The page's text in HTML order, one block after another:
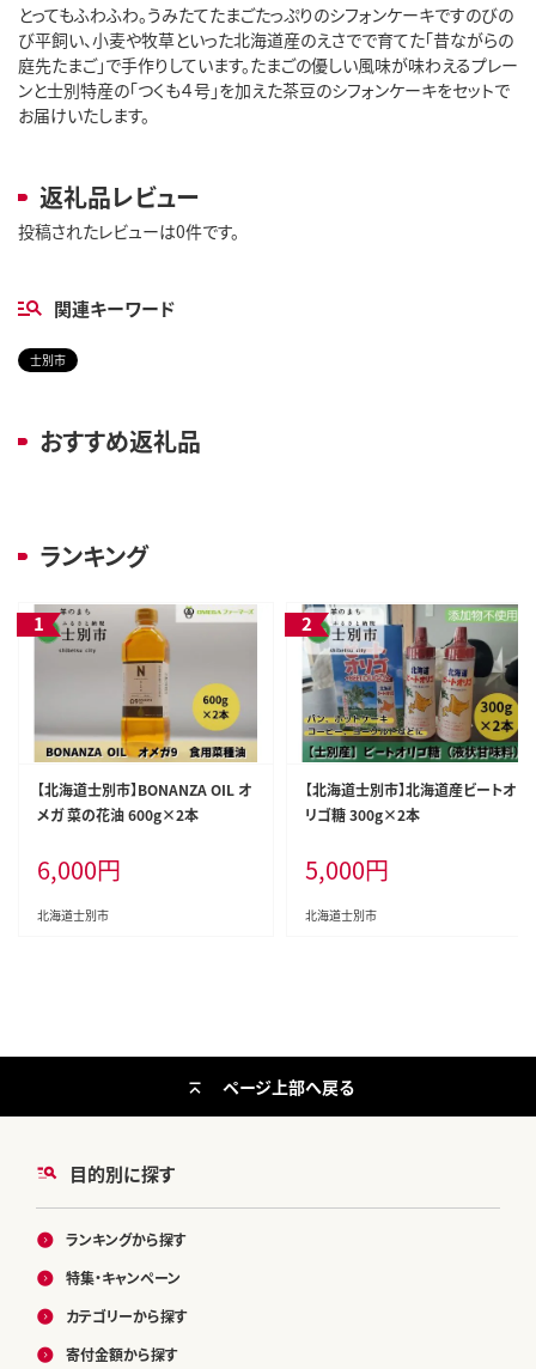
とってもふわふわ。うみたてたまごたっぷりのシフォンケーキですのびの
び平飼い、小麦や牧草といった北海道産のえさでで育てた「昔ながらの
庭先たまご」で手作りしています。たまごの優しい風味が味わえるプレー
ンと士別特産の「つくも４号」を加えた茶豆のシフォンケーキをセットで
お届けいたします。
返礼品レビュー
投稿されたレビューは0件です。
関連キーワード
士別市
おすすめ返礼品
ランキング
【北海道士別市】BONANZA OIL オ
メガ 菜の花油 600g×2本
6,000円
北海道士別市
【北海道士別市】北海道産ビートオ
リゴ糖 300g×2本
5,000円
北海道士別市
目的別に探す
ランキングから探す
特集・キャンペーン
カテゴリーから探す
寄付金額から探す
ページ上部へ戻る